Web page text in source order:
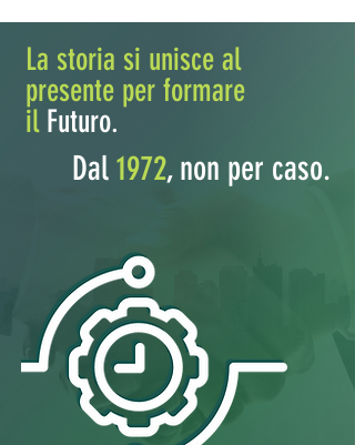
La storia si unisce al
presente per formare
il Futuro.
Dal1972, non per caso.